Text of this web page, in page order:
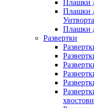
Плашки
Плашки
Уитворта
Плашки
Развертки